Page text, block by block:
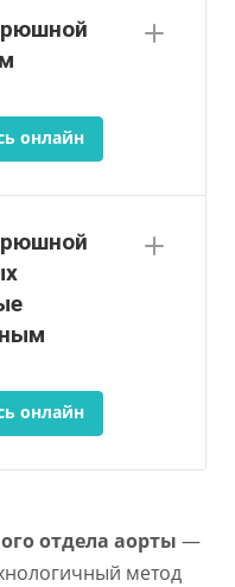
онлайн
онлайн
отдела аорты —
метод